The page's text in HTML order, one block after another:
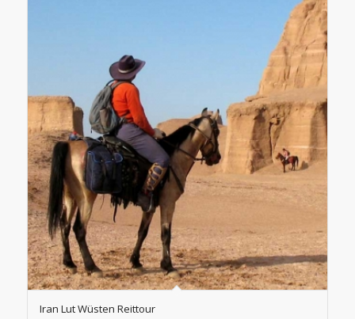
Iran Lut Wüsten Reittour